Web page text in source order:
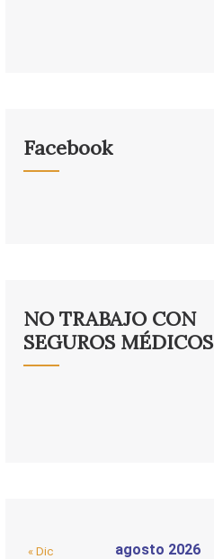
Facebook
NO TRABAJO CON
SEGUROS MÉDICOS
agosto 2026
« Dic